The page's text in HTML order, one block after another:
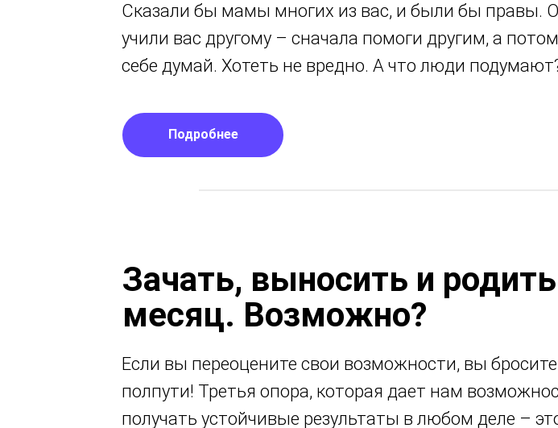
Подробнее
Сказали бы мамы многих из вас, и были бы правы.
учили вас другому – сначала помоги другим, а
себе думай. Хотеть не вредно. А что люди
Подробнее
Зачать, выносить и
месяц. Возможно?
Если вы переоцените свои возможности, вы
полпути! Третья опора, которая дает нам
получать устойчивые результаты в любом деле –